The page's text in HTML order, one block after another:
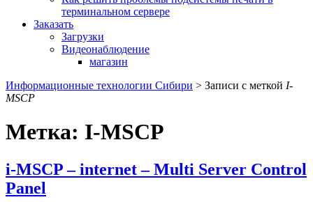
терминальном сервере
Заказать
Загрузки
Видеонаблюдение
магазин
Информационные технологии Сибири > Записи с меткой I-
MSCP
Метка: I-MSCP
i-MSCP – internet – Multi Server Control
Panel